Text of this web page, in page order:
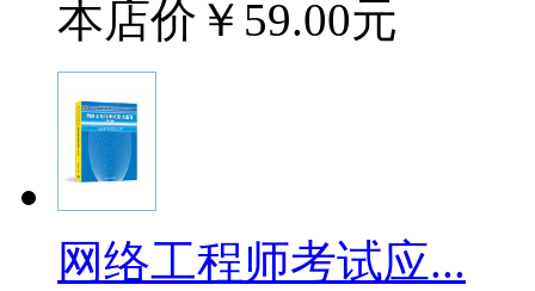
本店价 ￥59.00元
网络工程师考试应...